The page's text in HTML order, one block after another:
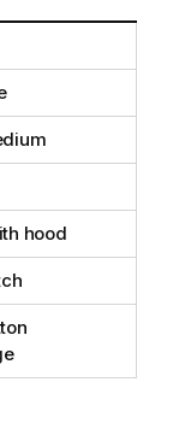
hood